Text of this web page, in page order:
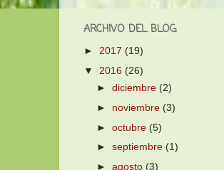
ARCHIVO DEL BLOG
► 2017 (19)
▼ 2016 (26)
► diciembre (2)
► noviembre (3)
► octubre (5)
► septiembre (1)
► agosto (3)